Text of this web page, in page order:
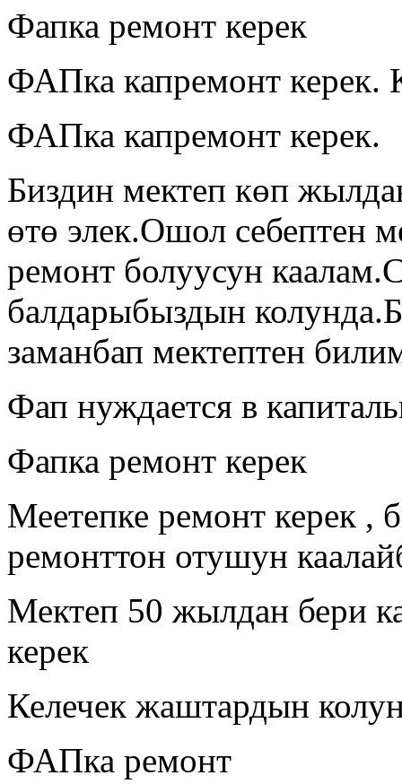
Фапка ремонт керек
ФАПка капремонт керек.
ФАПка капремонт керек.
Биздин мектеп көп
өтө элек.Ошол себептен
ремонт болуусун
балдарыбыздын
заманбап мектептен
Фап нуждается в
Фапка ремонт керек
Меетепке ремонт керек ,
ремонттон отушун
Мектеп 50 жылдан бери
керек
Келечек жаштардын
ФАПка ремонт